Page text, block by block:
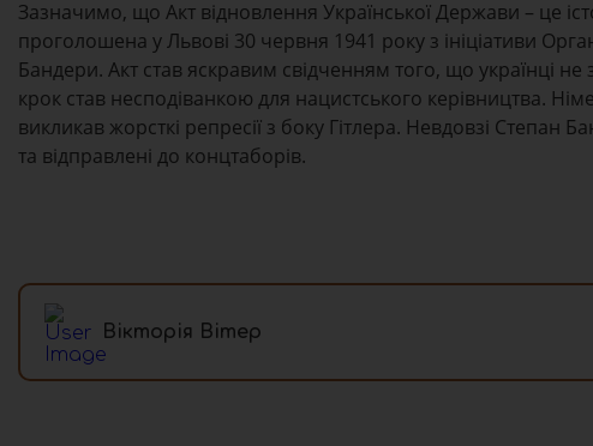
Зазначимо, що Акт відновлення Української Держави – це
проголошена у Львові 30 червня 1941 року з ініціативи
Бандери. Акт став яскравим свідченням того, що українці
крок став несподіванкою для нацистського керівництва.
викликав жорсткі репресії з боку Гітлера. Невдовзі Степан
та відправлені до концтаборів.
Вікторія Вітер